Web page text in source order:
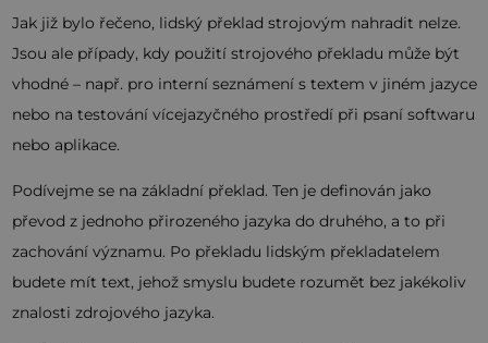
Jak již bylo řečeno, lidský překlad strojovým nahradit nelze.
Jsou ale případy, kdy použití strojového překladu může být
vhodné – např. pro interní seznámení s textem v jiném jazyce
nebo na testování vícejazyčného prostředí při psaní softwaru
nebo aplikace.
Podívejme se na základní překlad. Ten je definován jako
převod z jednoho přirozeného jazyka do druhého, a to při
zachování významu. Po překladu lidským překladatelem
budete mít text, jehož smyslu budete rozumět bez jakékoliv
znalosti zdrojového jazyka.